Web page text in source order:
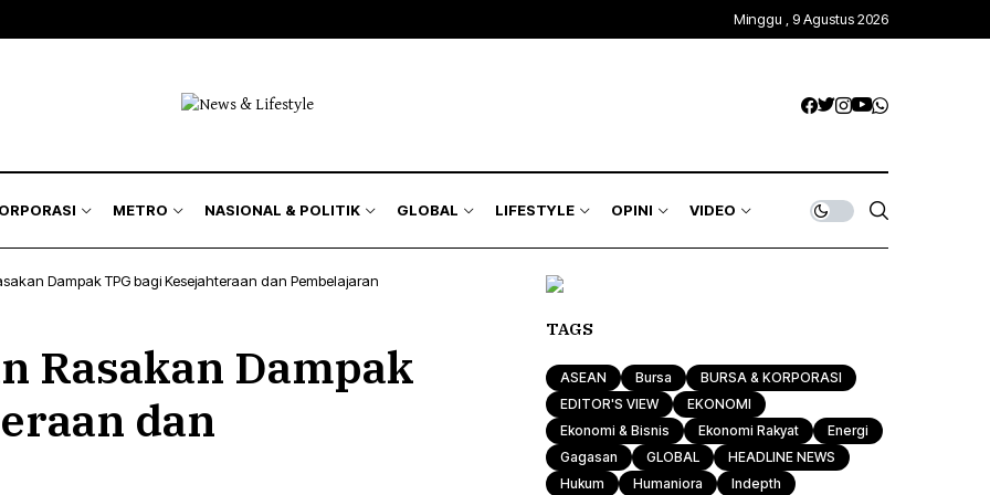
Minggu , 9 Agustus 2026
METRO NASIONAL & POLITIK GLOBAL LIFESTYLE OPINI VIDEO
Dampak TPG bagi Kesejahteraan dan Pembelajaran
Rasakan Dampak
dan
TAGS
ASEAN Bursa
BURSA & KORPORASI
EDITOR'S VIEW
EKONOMI
Ekonomi & Bisnis
Ekonomi Rakyat
Energi
Gagasan
GLOBAL
HEADLINE NEWS
Hukum
Humaniora
Indepth